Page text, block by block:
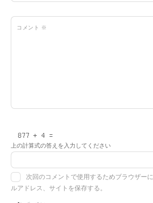
コメント ※
上の計算式の答えを入力してください
次回のコメントで使用するためブラウザー
ルアドレス、サイトを保存する。